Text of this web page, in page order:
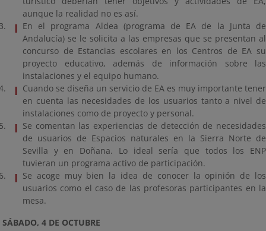
aunque la realidad no es así.
En el programa Aldea (programa de EA de la Junta de
Andalucía) se le solicita a las empresas que se presentan al
concurso de Estancias escolares en los Centros de EA su
proyecto educativo, además de información sobre las
instalaciones y el equipo humano.
Cuando se diseña un servicio de EA es muy importante tener
en cuenta las necesidades de los usuarios tanto a nivel de
instalaciones como de proyecto y personal.
Se comentan las experiencias de detección de necesidades
de usuarios de Espacios naturales en la Sierra Norte de
Sevilla y en Doñana. Lo ideal sería que todos los ENP
tuvieran un programa activo de participación.
Se acoge muy bien la idea de conocer la opinión de los
usuarios como el caso de las profesoras participantes en la
mesa.
SÁBADO, 4 DE OCTUBRE